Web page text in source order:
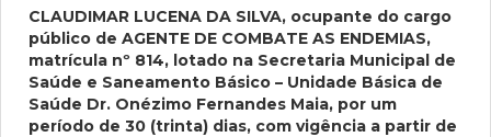
CLAUDIMAR LUCENA DA SILVA, ocupante do cargo
público de AGENTE DE COMBATE AS ENDEMIAS,
matrícula nº 814, lotado na Secretaria Municipal de
Saúde e Saneamento Básico – Unidade Básica de
Saúde Dr. Onézimo Fernandes Maia, por um
período de 30 (trinta) dias, com vigência a partir de